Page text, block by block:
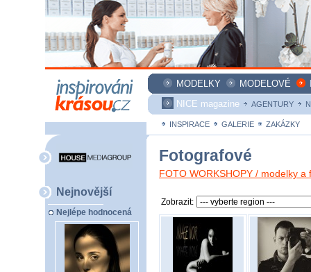
MODELKY MODELOVÉ
NICE magazine
AGENTURY
INSPIRACE GALERIE ZAKÁZKY
Nejnovější
Nejlépe hodnocená
Fotografové
FOTO WORKSHOPY / modelky
Zobrazit: